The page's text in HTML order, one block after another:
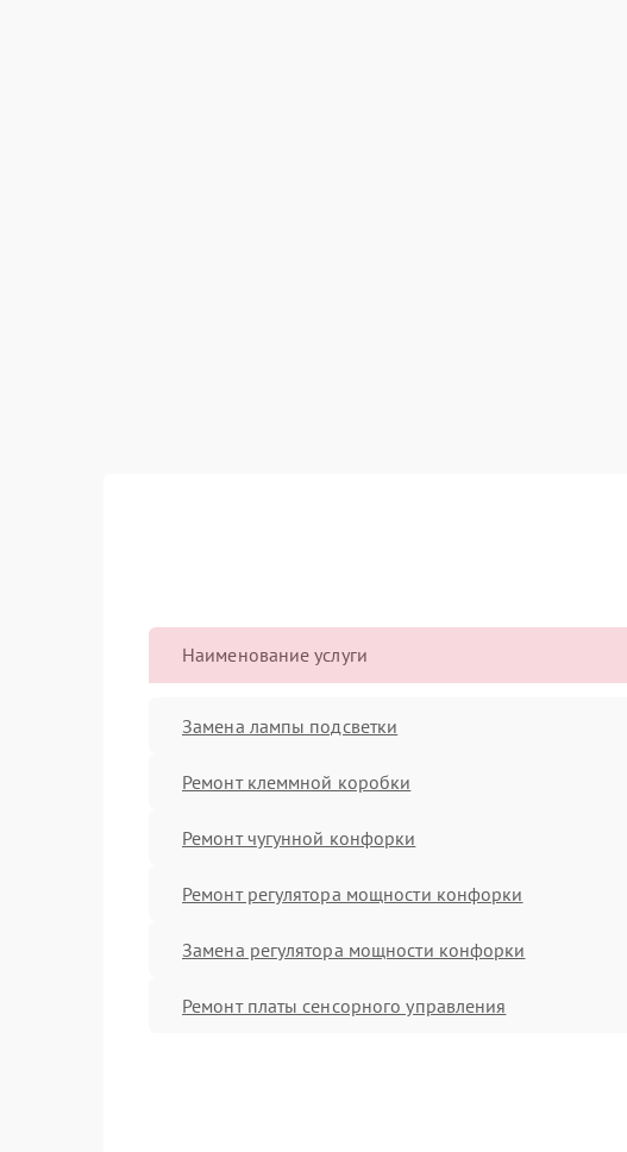
Наименование услуги
Замена лампы подсветки
Ремонт клеммной коробки
Ремонт чугунной конфорки
Ремонт регулятора мощности конфорки
Замена регулятора мощности конфорки
Ремонт платы сенсорного управления